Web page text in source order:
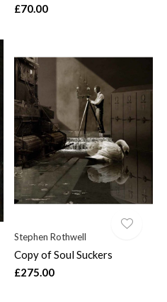
£70.00
Stephen Rothwell
Copy of Soul Suckers
£275.00